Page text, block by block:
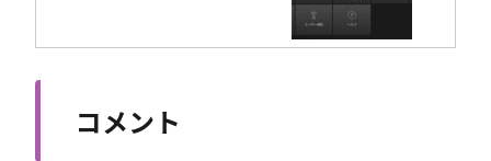
コメント